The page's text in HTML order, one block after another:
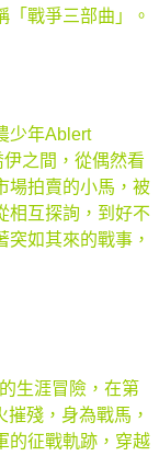
戰爭三部曲」。
年Ablert
之間，從偶然看
場拍賣的小馬，被
相互探詢，到好不
如其來的戰事，
生涯冒險，在第
殘，身為戰馬，
的征戰軌跡，穿越